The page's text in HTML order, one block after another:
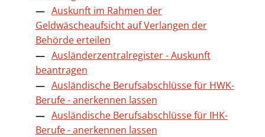
Auskunft im Rahmen der
Geldwäscheaufsicht auf Verlangen der
Behörde erteilen
Ausländerzentralregister - Auskunft
beantragen
Ausländische Berufsabschlüsse für HWK-
Berufe - anerkennen lassen
Ausländische Berufsabschlüsse für IHK-
Berufe - anerkennen lassen